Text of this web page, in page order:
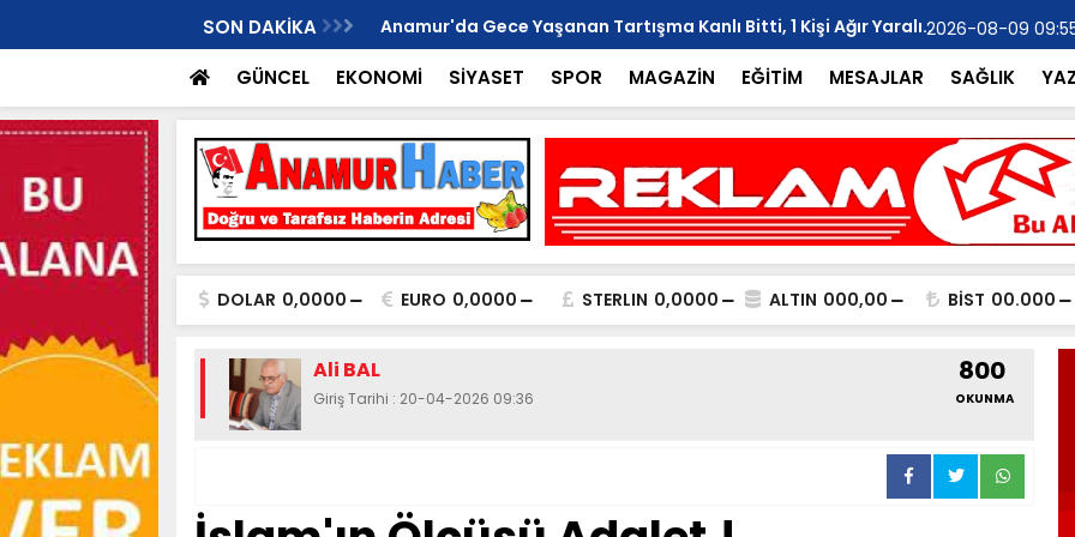
SON DAKİKA
KURUCU İLÇE BAŞKANI OLDU.. Anamur'da Gece Yaşanan Tartışma Kanlı Bitti, 1 Kişi Ağır Yaralı.. YILMAZ;
2026-08-09
GÜNCEL EKONOMİ SİYASET SPOR MAGAZİN EĞİTİM MESAJLAR SAĞLIK
DOLAR 0,0000 EURO 0,0000 STERLIN 0,0000 ALTIN 000,00 BİST 00.000
Ali BAL
Giriş Tarihi : 20-04-2026 09:36
800
OKUNMA